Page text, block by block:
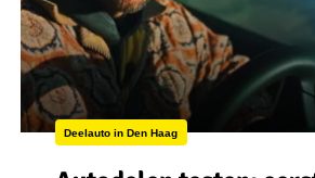
Deelauto in Den Haag